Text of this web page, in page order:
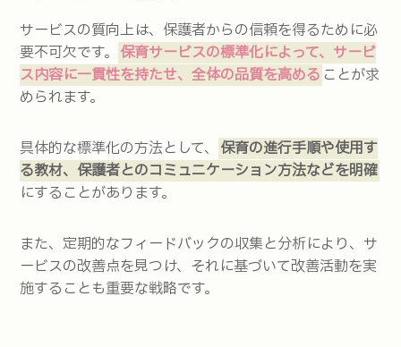
サービスの質向上は、保護者からの信頼を得るために必
要不可欠です。 保育サービスの標準化によって、サービ
ス内容に一貫性を持たせ、全体の品質を高める ことが求
められます。
具体的な標準化の方法として、 保育の進行手順や使用す
る教材、保護者とのコミュニケーション方法などを明確
にすることがあります。
また、定期的なフィードバックの収集と分析により、サ
ービスの改善点を見つけ、それに基づいて改善活動を実
施することも重要な戦略です。